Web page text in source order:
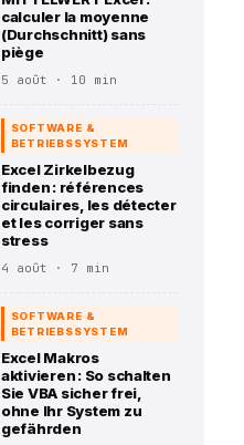
calculer la moyenne
(Durchschnitt) sans
piège
5 août · 10 min
SOFTWARE &
BETRIEBSSYSTEM
Excel Zirkelbezug
finden : références
circulaires, les détecter
et les corriger sans
stress
4 août · 7 min
SOFTWARE &
BETRIEBSSYSTEM
Excel Makros
aktivieren : So schalten
Sie VBA sicher frei,
ohne Ihr System zu
gefährden